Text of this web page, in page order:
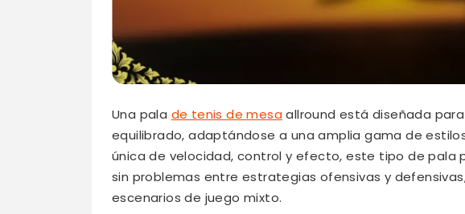
Una pala de tenis de mesaallround está diseñada
equilibrado, adaptándose a una amplia gama de
única de velocidad, control y efecto, este tipo de pala
sin problemas entre estrategias ofensivas y
escenarios de juego mixto.